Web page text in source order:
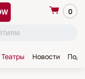
0
Театры Новости